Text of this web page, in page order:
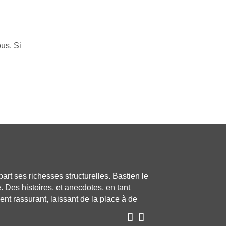
Si
ses richesses structurelles. Bastien le
Des histoires, et anecdotes, en tant
rassurant, laissant de la place à de